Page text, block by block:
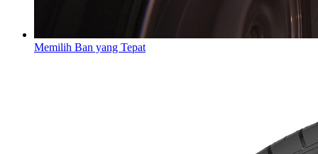
Memilih Ban yang Tepat